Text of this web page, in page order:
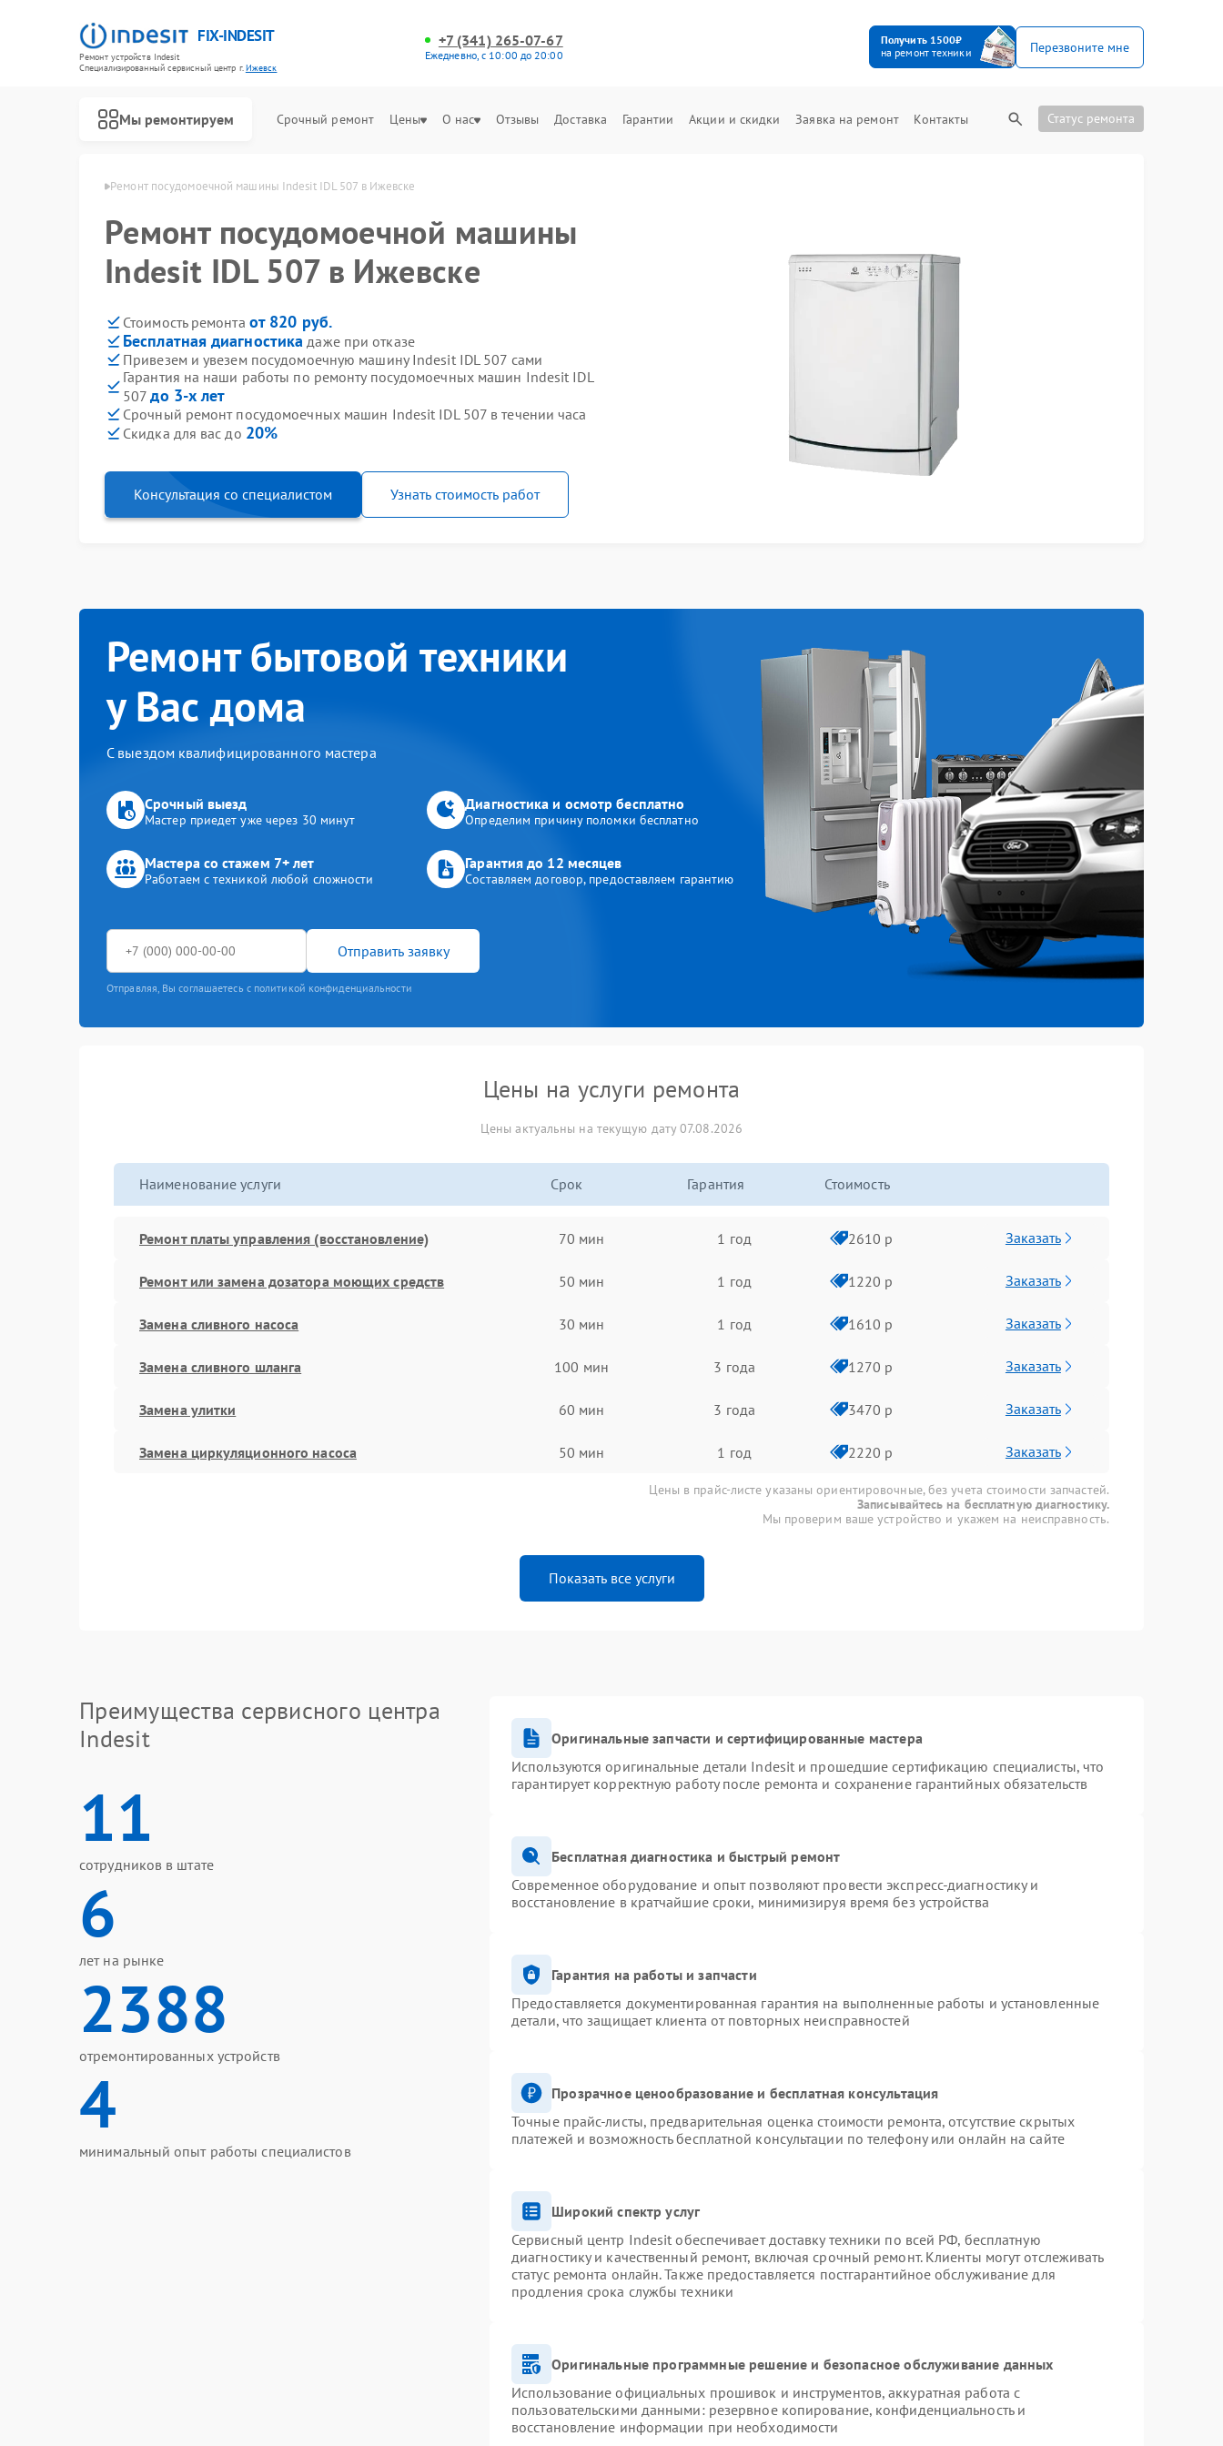
FIX-INDESIT
Ремонт устройств Indesit
Специализированный cервисный центр г.Ижевск
+7 (341) 265-07-67
Ежедневно, с 10:00 до 20:00
Получить 1500₽
на ремонт техники
Перезвоните мне
Мы ремонтируем Срочный ремонт Цены О нас Отзывы Доставка Гарантии Акции и скидки Заявка на ремонт Контакты Статус ремонта
Indesit в Ижевске Ремонт посудомоечной машины Indesit IDL 507 в Ижевске
Ремонт посудомоечной машины
Indesit IDL 507 в Ижевске
Стоимость ремонта от 820 руб.
Бесплатная диагностика даже при отказе
Привезем и увезем посудомоечную машину Indesit IDL 507 сами
Гарантия на наши работы по ремонту посудомоечных машин Indesit IDL
507до 3-х лет
Срочный ремонт посудомоечных машин Indesit IDL 507 в течении часа
Скидка для вас до 20%
Консультация со специалистом Узнать стоимость работ
Ремонт бытовой техники
у Вас дома
С выездом квалифицированного мастера
Срочный выезд
Мастер приедет уже через 30 минут
Диагностика и осмотр бесплатно
Определим причину поломки бесплатно
Мастера со стажем 7+ лет
Работаем с техникой любой сложности
Гарантия до 12 месяцев
Составляем договор, предоставляем гарантию
Отправить заявку
Отправляя, Вы соглашаетесь с политикой конфиденциальности
Цены на услуги ремонта
Цены актуальны на текущую дату 07.08.2026
Наименование услуги Срок Гарантия Стоимость
Ремонт платы управления (восстановление) 70 мин 1 год 2610 р Заказать
Ремонт или замена дозатора моющих средств 50 мин 1 год 1220 р Заказать
Замена сливного насоса 30 мин 1 год 1610 р Заказать
Замена сливного шланга 100 мин 3 года 1270 р Заказать
Замена улитки 60 мин 3 года 3470 р Заказать
Замена циркуляционного насоса 50 мин 1 год 2220 р Заказать
Цены в прайс-листе указаны ориентировочные, без учета стоимости запчастей.
Записывайтесь на бесплатную диагностику.
Мы проверим ваше устройство и укажем на неисправность.
Показать все услуги
Преимущества сервисного центра
Indesit
11
сотрудников в штате
6
лет на рынке
2388
отремонтированных устройств
4
минимальный опыт работы специалистов
Оригинальные запчасти и сертифицированные мастера
Используются оригинальные детали Indesit и прошедшие сертификацию специалисты, что
гарантирует корректную работу после ремонта и сохранение гарантийных обязательств
Бесплатная диагностика и быстрый ремонт
Современное оборудование и опыт позволяют провести экспресс-диагностику и
восстановление в кратчайшие сроки, минимизируя время без устройства
Гарантия на работы и запчасти
Предоставляется документированная гарантия на выполненные работы и установленные
детали, что защищает клиента от повторных неисправностей
Прозрачное ценообразование и бесплатная консультация
Точные прайс-листы, предварительная оценка стоимости ремонта, отсутствие скрытых
платежей и возможность бесплатной консультации по телефону или онлайн на сайте
Широкий спектр услуг
Сервисный центр Indesit обеспечивает доставку техники по всей РФ, бесплатную
диагностику и качественный ремонт, включая срочный ремонт. Клиенты могут отслеживать
статус ремонта онлайн. Также предоставляется постгарантийное обслуживание для
продления срока службы техники
Оригинальные программные решение и безопасное обслуживание данных
Использование официальных прошивок и инструментов, аккуратная работа с
пользовательскими данными: резервное копирование, конфиденциальность и
восстановление информации при необходимости